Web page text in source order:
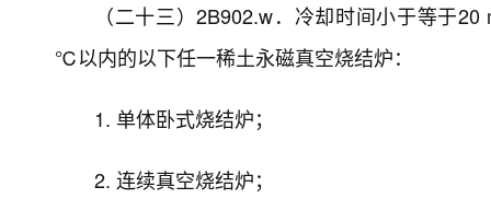
（二十三）2B902.w．冷却时间小于等于
℃以内的以下任一稀土永磁真空烧结炉：
1. 单体卧式烧结炉；
2. 连续真空烧结炉；